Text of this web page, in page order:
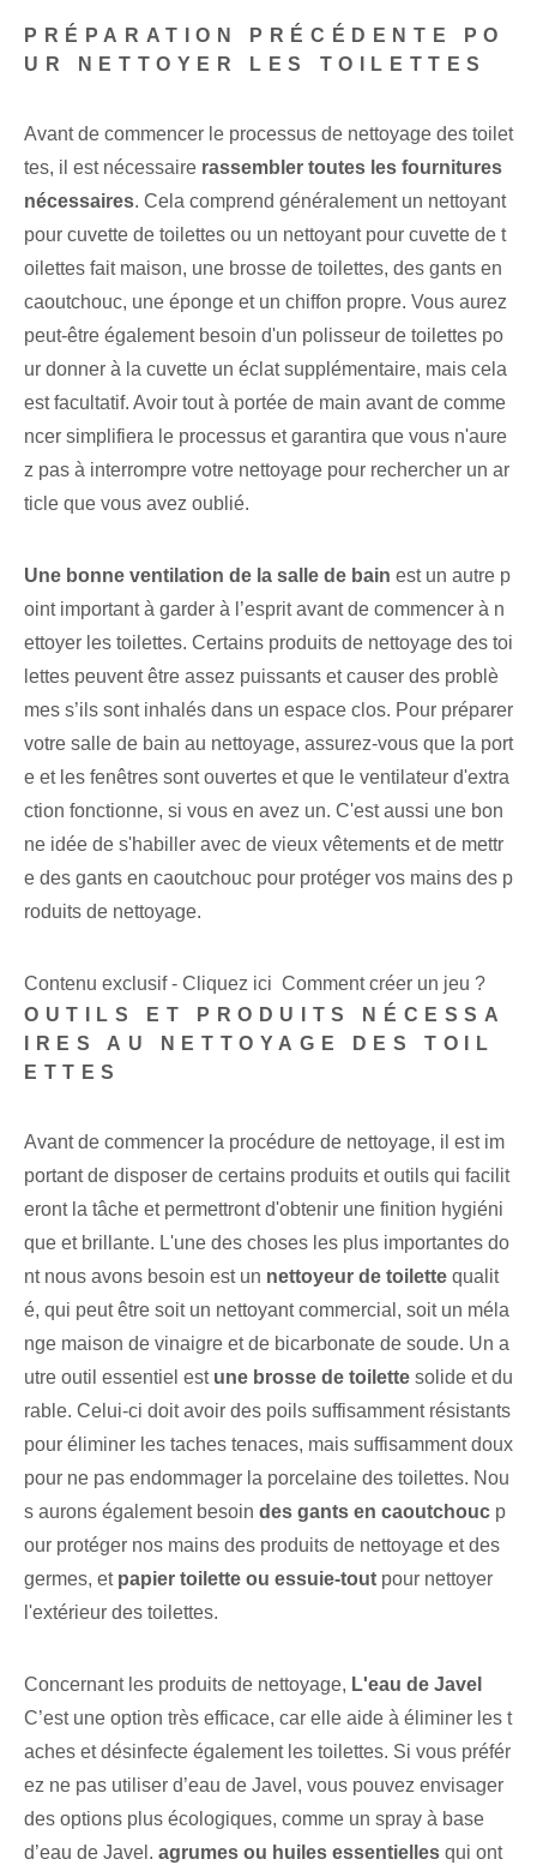
PRÉPARATION PRÉCÉDENTE PO
UR NETTOYER LES TOILETTES
Avant de commencer le processus de nettoyage des toilet
tes, il est nécessaire rassembler toutes les fournitures
nécessaires. Cela comprend généralement un nettoyant
pour cuvette de toilettes ou un nettoyant pour cuvette de t
oilettes fait maison, une brosse de toilettes, des gants en
caoutchouc, une éponge et un chiffon propre. Vous aurez
peut-être également besoin d'un polisseur de toilettes po
ur donner à la cuvette un éclat supplémentaire, mais cela
est facultatif. Avoir tout à portée de main avant de comme
ncer simplifiera le processus et garantira que vous n'aure
z pas à interrompre votre nettoyage pour rechercher un ar
ticle que vous avez oublié.
Une bonne ventilation de la salle de bain est un autre p
oint important à garder à l’esprit avant de commencer à n
ettoyer les toilettes. Certains produits de nettoyage des toi
lettes peuvent être assez puissants et causer des problè
mes s’ils sont inhalés dans un espace clos. Pour préparer
votre salle de bain au nettoyage, assurez-vous que la port
e et les fenêtres sont ouvertes et que le ventilateur d'extra
ction fonctionne, si vous en avez un. C'est aussi une bon
ne idée de s'habiller avec de vieux vêtements et de mettr
e des gants en caoutchouc pour protéger vos mains des p
roduits de nettoyage.
Contenu exclusif - Cliquez ici Comment créer un jeu ?
OUTILS ET PRODUITS NÉCESSA
IRES AU NETTOYAGE DES TOIL
ETTES
Avant de commencer la procédure de nettoyage, il est im
portant de disposer de certains produits et outils qui facilit
eront la tâche et permettront d'obtenir une finition hygiéni
que et brillante. L'une des choses les plus importantes do
nt nous avons besoin est un nettoyeur de toilette qualit
é, qui peut être soit un nettoyant commercial, soit un méla
nge maison de vinaigre et de bicarbonate de soude. Un a
utre outil essentiel est une brosse de toilette solide et du
rable. Celui-ci doit avoir des poils suffisamment résistants
pour éliminer les taches tenaces, mais suffisamment doux
pour ne pas endommager la porcelaine des toilettes. Nou
s aurons également besoin des gants en caoutchouc p
our protéger nos mains des produits de nettoyage et des
germes, et papier toilette ou essuie-tout pour nettoyer
l'extérieur des toilettes.
Concernant les produits de nettoyage, L'eau de Javel
C’est une option très efficace, car elle aide à éliminer les t
aches et désinfecte également les toilettes. Si vous préfér
ez ne pas utiliser d’eau de Javel, vous pouvez envisager
des options plus écologiques, comme un spray à base
d’eau de Javel. agrumes ou huiles essentielles qui ont